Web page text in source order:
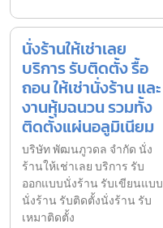
นั่งร้านให้เช่าเลย
บริการ รับติดตั้ง รื้อ
ถอน ให้เช่านั่งร้าน และ
งานหุ้มฉนวน รวมทั้ง
ติดตั้งแผ่นอลูมิเนียม
บริษัท พัฒนภูวดล จำกัด นั่ง
ร้านให้เช่าเลย บริการ รับ
ออกแบบนั่งร้าน รับเขียนแบบ
นั่งร้าน รับติดตั้งนั่งร้าน รับ
เหมาติดตั้ง